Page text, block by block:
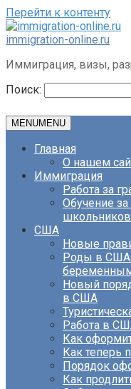
Перейти к контенту
immigration-online.ru
Иммиграция, визы,
Поиск:
MENUMENU
Главная
О нашем
Иммиграция
Работа за
Обучение за
школьников
США
Новые
Роды в
Новый
в США
Работа в
Как
Как теперь
Порядок
Как